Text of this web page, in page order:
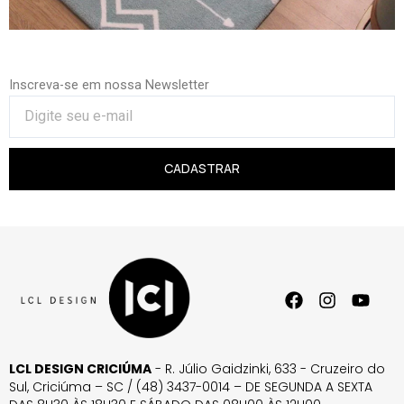
Inscreva-se em nossa Newsletter
CADASTRAR
LCL DESIGN CRICIÚMA - R. Júlio Gaidzinki, 633 - Cruzeiro do
Sul, Criciúma – SC / (48) 3437-0014 – DE SEGUNDA A SEXTA